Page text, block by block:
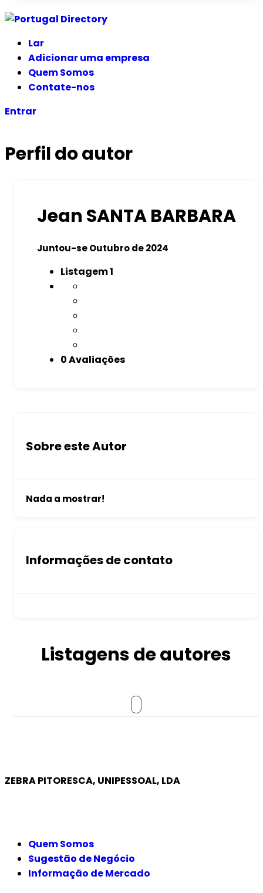
Ir
conteúdo
Lar
Adicionar uma empresa
Quem Somos
Contate-nos
Entrar
Perfil do autor
Jean SANTA BARBARA
Juntou-se Outubro de 2024
Listagem1
0 Avaliações
Sobre este Autor
Nada a mostrar!
Informações de contato
Listagens de autores
ZEBRA PITORESCA, UNIPESSOAL, LDA
Quem Somos
Sugestão de Negócio
Informação de Mercado